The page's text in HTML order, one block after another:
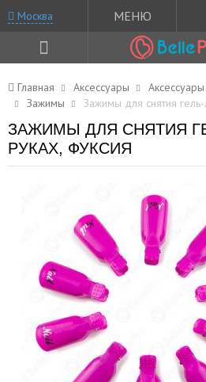
Москва МЕНЮ
Главная Аксессуары
Зажимы
Зажимы для снятия
ЗАЖИМЫ ДЛЯ СНЯТИЯ
РУКАХ, ФУКСИЯ